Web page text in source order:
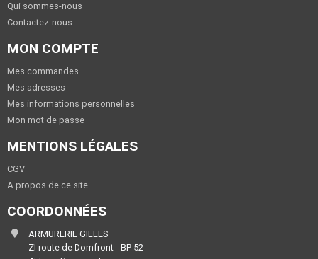
Qui sommes-nous
Contactez-nous
MON COMPTE
Mes commandes
Mes adresses
Mes informations personnelles
Mon mot de passe
MENTIONS LÉGALES
CGV
A propos de ce site
COORDONNÉES
ARMURERIE GILLES
ZI route de Domfront - BP 52